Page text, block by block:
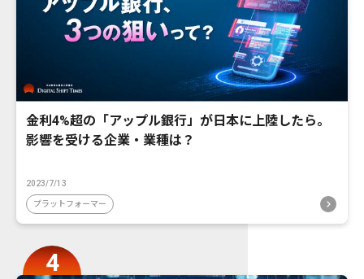
金利4%超の「アップル銀行」が日本に上陸したら。
影響を受ける企業・業種は？
2023/7/13
プラットフォーマー